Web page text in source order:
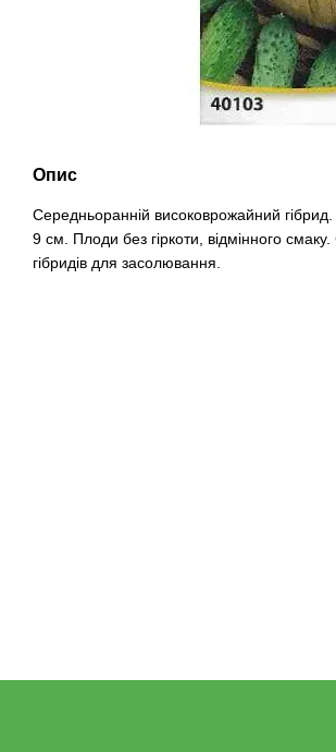
Опис
Середньоранній високоврожайний
9 см. Плоди без гіркоти, відмінного
гібридів для засолювання.